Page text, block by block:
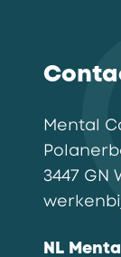
Mental
3447 GN
NL